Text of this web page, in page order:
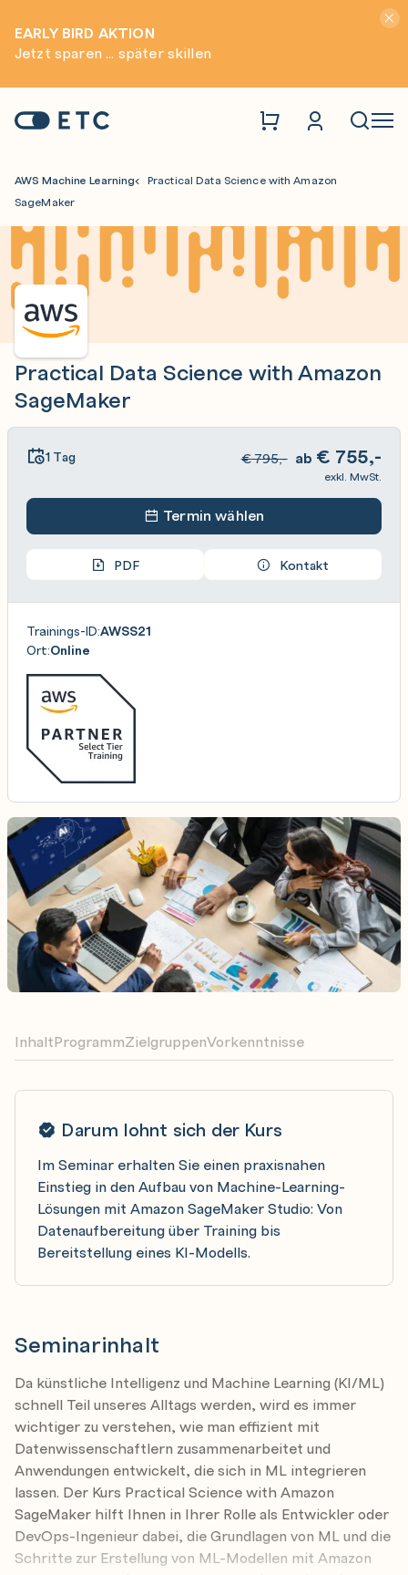
EARLY BIRD AKTION
Jetzt sparen ... später skillen
Startseite: ETC
AWS Machine Learning
Practical Data Science with Amazon
SageMaker
Practical Data Science with Amazon
SageMaker
Darum lohnt sich der Kurs
Im Seminar erhalten Sie einen praxisnahen
Einstieg in den Aufbau von Machine-Learning-
Lösungen mit Amazon SageMaker Studio: Von
Datenaufbereitung über Training bis
Bereitstellung eines KI-Modells.
Seminarinhalt
Da künstliche Intelligenz und Machine Learning (KI/ML)
schnell Teil unseres Alltags werden, wird es immer
wichtiger zu verstehen, wie man effizient mit
Datenwissenschaftlern zusammenarbeitet und
Anwendungen entwickelt, die sich in ML integrieren
lassen. Der Kurs Practical Science with Amazon
SageMaker hilft Ihnen in Ihrer Rolle als Entwickler oder
DevOps-Ingenieur dabei, die Grundlagen von ML und die
Schritte zur Erstellung von ML-Modellen mit Amazon
InhaltProgrammZielgruppenVorkenntnisse
1 Tag €795,- ab € 755,-
exkl. MwSt.
Termin wählen
PDF Kontakt
Trainings-ID:AWSS21
Ort:Online